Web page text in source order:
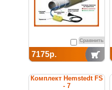
Сравнить
7175р.
Комплект Hemstedt FS
- 7